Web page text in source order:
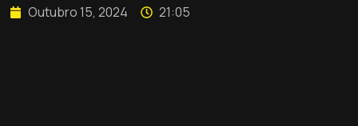
Outubro 15, 2024 21:05